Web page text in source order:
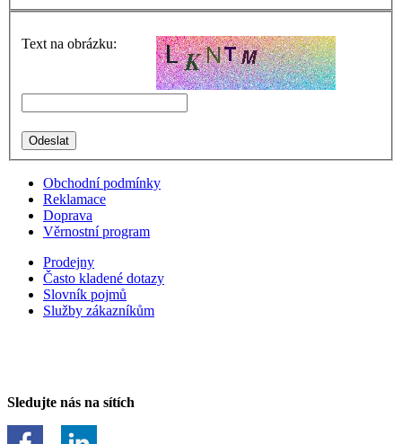
Text na obrázku:
Obchodní podmínky
Reklamace
Doprava
Věrnostní program
Prodejny
Často kladené dotazy
Slovník pojmů
Služby zákazníkům
Sledujte nás na sítích